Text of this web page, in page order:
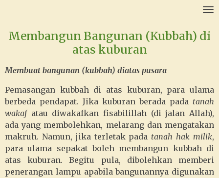
naar
Membangun Bangunan (Kubbah) di
atas kuburan
Membuat bangunan (kubbah) diatas pusara
Pemasangan kubbah di atas kuburan, para ulama
berbeda pendapat. Jika kuburan berada pada tanah
wakafatau diwakafkan fisabilillah (di jalan Allah),
ada yang membolehkan, melarang dan mengatakan
makruh. Namun, jika terletak pada tanah hak milik,
para ulama sepakat boleh membangun kubbah di
atas kuburan. Begitu pula, dibolehkan memberi
penerangan lampu apabila bangunannya digunakan